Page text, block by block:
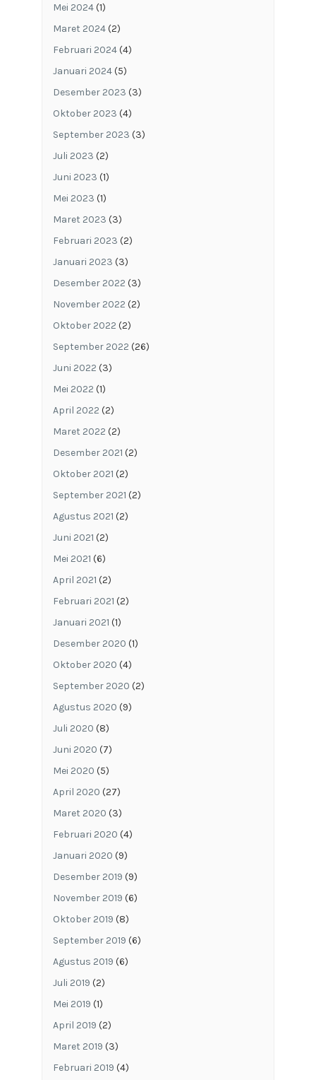
Mei 2024(1)
Maret 2024(2)
Februari 2024(4)
Januari 2024(5)
Desember 2023 (3)
Oktober 2023 (4)
September 2023 (3)
Juli 2023 (2)
Juni 2023 (1)
Mei 2023 (1)
Maret 2023 (3)
Februari 2023 (2)
Januari 2023 (3)
Desember 2022 (3)
November 2022 (2)
Oktober 2022 (2)
September 2022 (26)
Juni 2022 (3)
Mei 2022 (1)
April 2022 (2)
Maret 2022 (2)
Desember 2021 (2)
Oktober 2021 (2)
September 2021 (2)
Agustus 2021 (2)
Juni 2021 (2)
Mei 2021 (6)
April 2021 (2)
Februari 2021 (2)
Januari 2021 (1)
Desember 2020 (1)
Oktober 2020 (4)
September 2020 (2)
Agustus 2020 (9)
Juli 2020 (8)
Juni 2020 (7)
Mei 2020 (5)
April 2020 (27)
Maret 2020 (3)
Februari 2020 (4)
Januari 2020 (9)
Desember 2019 (9)
November 2019 (6)
Oktober 2019 (8)
September 2019 (6)
Agustus 2019 (6)
Juli 2019 (2)
Mei 2019 (1)
April 2019 (2)
Maret 2019 (3)
Februari 2019 (4)